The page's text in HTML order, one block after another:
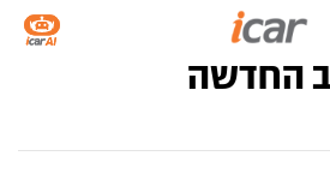
החדשה